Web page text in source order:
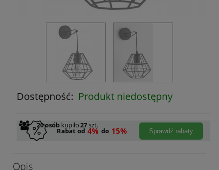
Dostępność: Produkt niedostępny
20osób kupiło27szt.
Rabat od 4% do 15% Sprawdź rabaty
Opis